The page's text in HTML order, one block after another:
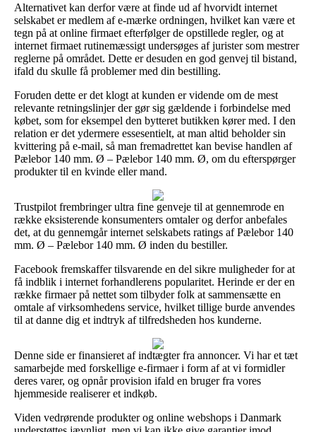
Alternativet kan derfor være at finde ud af hvorvidt internet
selskabet er medlem af e-mærke ordningen, hvilket kan være et
tegn på at online firmaet efterfølger de opstillede regler, og at
internet firmaet rutinemæssigt undersøges af jurister som mestrer
reglerne på området. Dette er desuden en god genvej til bistand,
ifald du skulle få problemer med din bestilling.
Foruden dette er det klogt at kunden er vidende om de mest
relevante retningslinjer der gør sig gældende i forbindelse med
købet, som for eksempel den bytteret butikken kører med. I den
relation er det ydermere essesentielt, at man altid beholder sin
kvittering på e-mail, så man fremadrettet kan bevise handlen af
Pælebor 140 mm. Ø – Pælebor 140 mm. Ø, om du efterspørger
produkter til en kvinde eller mand.
Trustpilot frembringer ultra fine genveje til at gennemrode en
række eksisterende konsumenters omtaler og derfor anbefales
det, at du gennemgår internet selskabets ratings af Pælebor 140
mm. Ø – Pælebor 140 mm. Ø inden du bestiller.
Facebook fremskaffer tilsvarende en del sikre muligheder for at
få indblik i internet forhandlerens popularitet. Herinde er der en
række firmaer på nettet som tilbyder folk at sammensætte en
omtale af virksomhedens service, hvilket tillige burde anvendes
til at danne dig et indtryk af tilfredsheden hos kunderne.
Denne side er finansieret af indtægter fra annoncer. Vi har et tæt
samarbejde med forskellige e-firmaer i form af at vi formidler
deres varer, og opnår provision ifald en bruger fra vores
hjemmeside realiserer et indkøb.
Viden vedrørende produkter og online webshops i Danmark